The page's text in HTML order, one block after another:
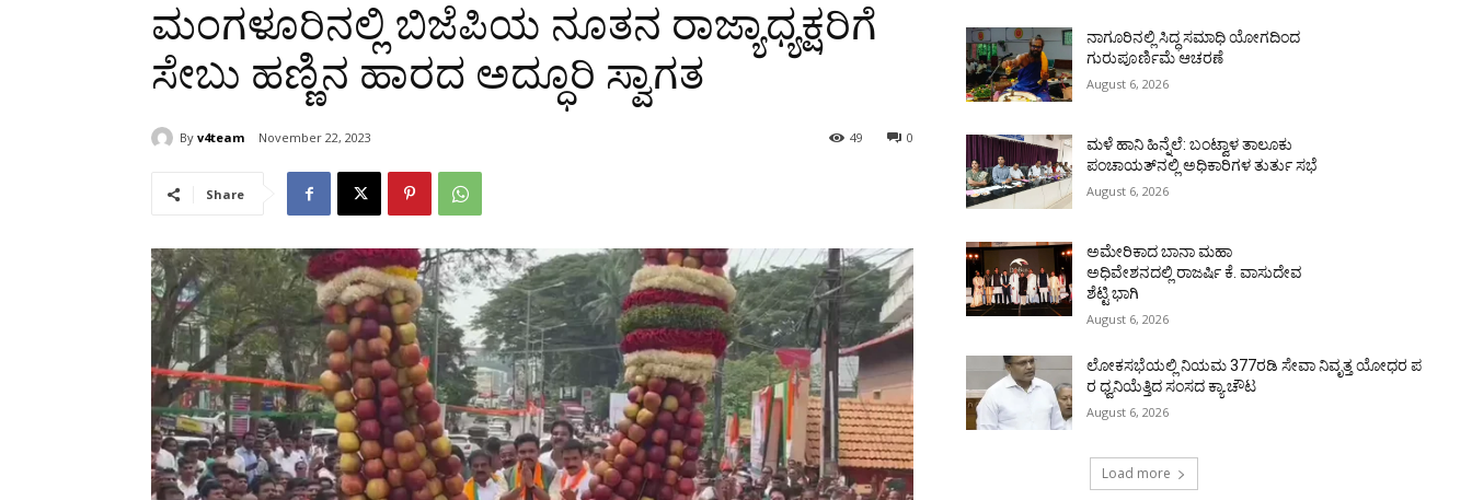
ಮಂಗಳೂರಿನಲ್ಲಿ ಬಿಜೆಪಿಯ ನೂತನ ರಾಜ್ಯಾಧ್ಯಕ್ಷರಿಗೆ
ಸೇಬು ಹಣ್ಣಿನ ಹಾರದ ಅದ್ಧೂರಿ ಸ್ವಾಗತ
By v4team November 22, 2023 0
49
Share
ನಾಗೂರಿನಲ್ಲಿ ಸಿದ್ಧ ಸಮಾಧಿ ಯೋಗದಿಂದ
ಗುರುಪೂರ್ಣಿಮೆ ಆಚರಣೆ
August 6, 2026
ಮಳೆ ಹಾನಿ ಹಿನ್ನೆಲೆ: ಬಂಟ್ವಾಳ ತಾಲೂಕು
ಪಂಚಾಯತ್‌ನಲ್ಲಿ ಅಧಿಕಾರಿಗಳ ತುರ್ತು ಸಭೆ
August 6, 2026
ಅಮೇರಿಕಾದ ಬಾನಾ ಮಹಾ
ಅಧಿವೇಶನದಲ್ಲಿ ರಾಜರ್ಷಿ ಕೆ. ವಾಸುದೇವ
ಶೆಟ್ಟಿ ಭಾಗಿ
August 6, 2026
ಲೋಕಸಭೆಯಲ್ಲಿ ನಿಯಮ 377ರಡಿ ಸೇವಾ ನಿವೃತ್ತ ಯೋಧರ ಪ
ರ ಧ್ವನಿಯೆತ್ತಿದ ಸಂಸದ ಕ್ಯಾ.ಚೌಟ
August 6, 2026
Load more